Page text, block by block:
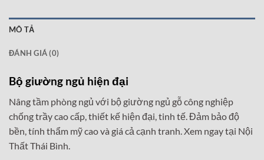
MÔ TẢ
ĐÁNH GIÁ (0)
Bộ giường ngủ hiện đại
Nâng tầm phòng ngủ với bộ giường ngủ gỗ công nghiệp
chống trầy cao cấp, thiết kế hiện đại, tinh tế. Đảm bảo độ
bền, tính thẩm mỹ cao và giá cả cạnh tranh. Xem ngay tại Nội
Thất Thái Bình.